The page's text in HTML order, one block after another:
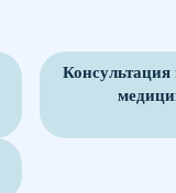
Консультация